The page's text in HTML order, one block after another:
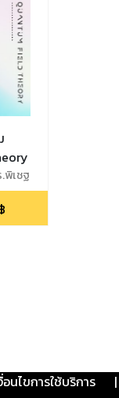
พิเชฐ
อนไขการใช้บริการ |